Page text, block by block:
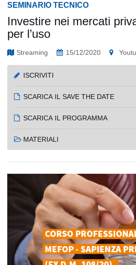
SEMINARIO TECNICO
Investire nei mercati
per l’uso
Streaming 15/12/2020
ISCRIVITI
SCARICA IL SAVE THE DATE
SCARICA IL PROGRAMMA
MATERIALI